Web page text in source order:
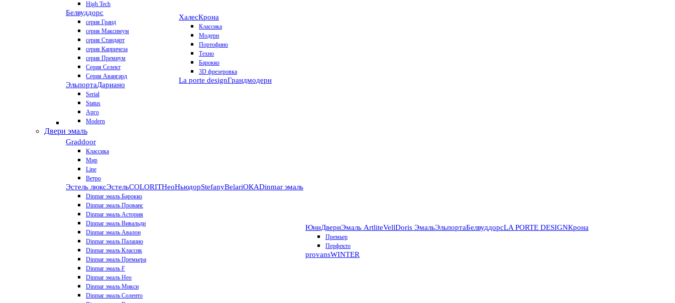
High Tech
Белвуддорс
серия Гранд
серия Максимум
серия Стандарт
серия Капричеза
серия Премиум
Серия Селект
Серия Авангард
ЭльпортаДариано
Serial
Status
Арго
Modern
ХалесКрона
Классика
Модерн
Портофино
Техно
Барокко
3D фрезеровка
La porte designГрандмодерн
Двери эмаль
Graddoor
Классика
Мир
Line
Ветро
Эстель люксЭстельCOLORITНеоНьюдорStefanyBelariОКАDinmar эмаль
Dinmar эмаль Барокко
Dinmar эмаль Прованс
Dinmar эмаль Астория
Dinmar эмаль Вивальди
Dinmar эмаль Авалон
Dinmar эмаль Палацио
Dinmar эмаль Классик
Dinmar эмаль Премьера
Dinmar эмаль F
Dinmar эмаль Нео
Dinmar эмаль Микси
Dinmar эмаль Соленто
ЮниДвериЭмаль ArtliteVellDoris ЭмальЭльпортаБелвуддорсLA PORTE DESIGNКрона
Премьер
Перфекто
provansWINTER